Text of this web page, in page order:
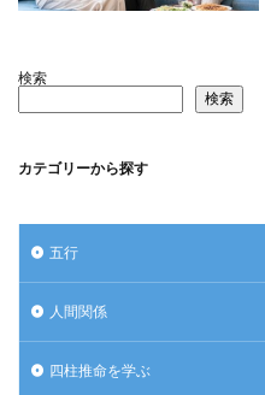
検索
検索
カテゴリーから探す
五行
人間関係
四柱推命を学ぶ